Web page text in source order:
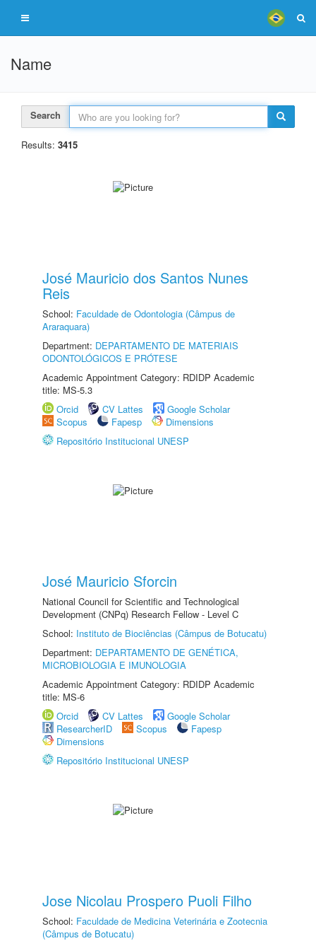
Name
Search
Results: 3415
José Mauricio dos Santos Nunes
Reis
School: Faculdade de Odontologia (Câmpus de
Araraquara)
Department: DEPARTAMENTO DE MATERIAIS
ODONTOLÓGICOS E PRÓTESE
Academic Appointment Category: RDIDP Academic
title: MS-5.3
Orcid
CV Lattes
Google Scholar
Scopus
Fapesp
Dimensions
Repositório Institucional UNESP
José Mauricio Sforcin
National Council for Scientific and Technological
Development (CNPq) Research Fellow - Level C
School: Instituto de Biociências (Câmpus de Botucatu)
Department: DEPARTAMENTO DE GENÉTICA,
MICROBIOLOGIA E IMUNOLOGIA
Academic Appointment Category: RDIDP Academic
title: MS-6
Orcid
CV Lattes
Google Scholar
ResearcherID
Scopus
Fapesp
Dimensions
Repositório Institucional UNESP
Jose Nicolau Prospero Puoli Filho
School: Faculdade de Medicina Veterinária e Zootecnia
(Câmpus de Botucatu)